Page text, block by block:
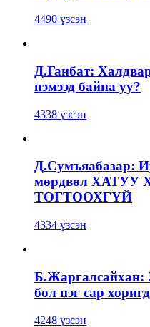
4490 үзсэн
Д.Ганбат:
нэмээд байна уу?
4338 үзсэн
Д.Сумъяабазар:
мөрдвөл
ТОГТООХГҮЙ
4334 үзсэн
Б.Жаргалсайхан:
бол нэг сар
4248 үзсэн